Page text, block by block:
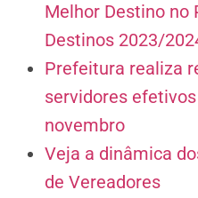
Melhor Destino no
Destinos 2023/
Prefeitura realiza
servidores
novembro
Veja a dinâmica
de Vereadores